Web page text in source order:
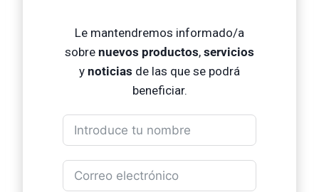
Le mantendremos informado/a
sobre nuevos productos, servicios
y noticias de las que se podrá
beneficiar.